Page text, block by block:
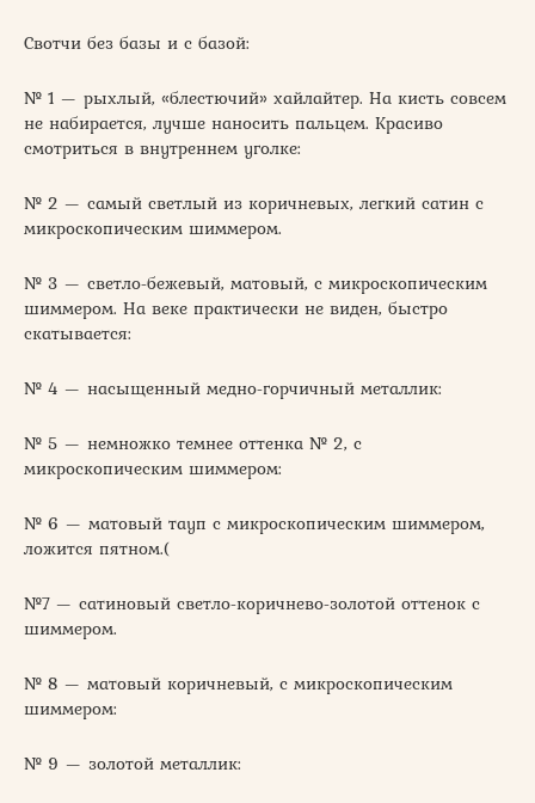
Свотчи без базы и с базой:
№ 1 — рыхлый, «блестючий» хайлайтер. На кисть совсем
не набирается, лучше наносить пальцем. Красиво
смотриться в внутреннем уголке:
№ 2 — самый светлый из коричневых, легкий сатин с
микроскопическим шиммером.
№ 3 — светло-бежевый, матовый, с микроскопическим
шиммером. На веке практически не виден, быстро
скатывается:
№ 4 — насыщенный медно-горчичный металлик:
№ 5 — немножко темнее оттенка № 2, с
микроскопическим шиммером:
№ 6 — матовый тауп с микроскопическим шиммером,
ложится пятном.(
№7 — сатиновый светло-коричнево-золотой оттенок с
шиммером.
№ 8 — матовый коричневый, с микроскопическим
шиммером:
№ 9 — золотой металлик: